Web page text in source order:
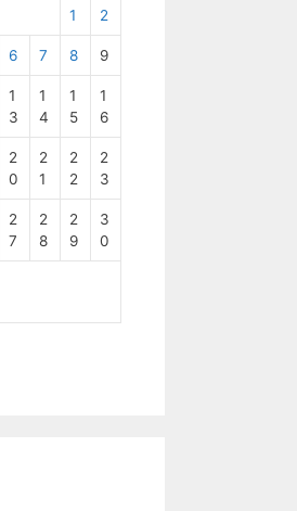
1 2
6 7 8 9
1
3
1
4
1
5
1
6
2
0
2
1
2
2
2
3
2
7
2
8
2
9
3
0